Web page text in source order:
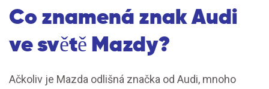
Co znamená znak Audi
ve světě Mazdy?
Ačkoliv je Mazda odlišná značka od Audi, mnoho